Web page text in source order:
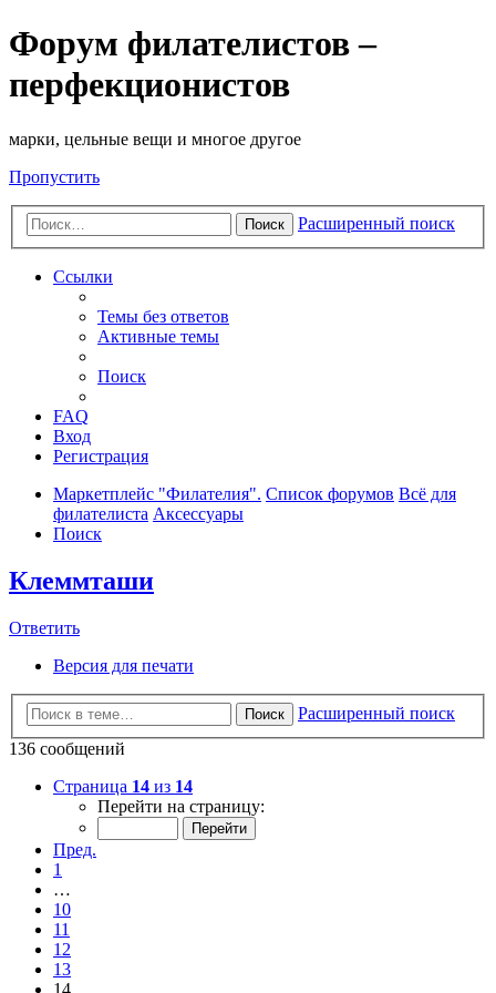
Форум филателистов –
перфекционистов
марки, цельные вещи и многое другое
Пропустить
Поиск Расширенный поиск
Ссылки
Темы без ответов
Активные темы
Поиск
FAQ
Вход
Регистрация
Маркетплейс "Филателия". Список форумов Всё для
филателиста Аксессуары
Поиск
Клеммташи
Ответить
Версия для печати
Поиск
Расширенный поиск
136 сообщений
Страница 14 из 14
Перейти на страницу:
Пред.
1
…
10
11
12
13
14